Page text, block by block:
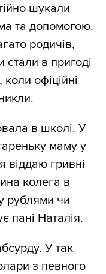
шукали
та допомогою.
родичів,
стали в пригоді
офіційні
в школі. У
маму у
віддаю гривні
колега в
рублями чи
пані Наталія.
У так
з певного